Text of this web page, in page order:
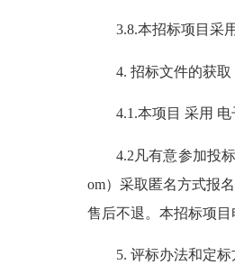
3.8.本招标项目采用
4. 招标文件的获取
4.1.本项目 采用 电
4.2凡有意参加投标者
om）采取匿名方式报
售后不退。本招标项
5. 评标办法和定标